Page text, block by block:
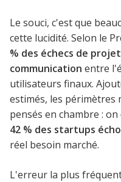
Le souci, c'est que
cette lucidité. Selon le
% des échecs de
communication entre
utilisateurs finaux.
estimés, les périmètres
pensés en chambre :
42 % des startups
réel besoin marché.
L'erreur la plus